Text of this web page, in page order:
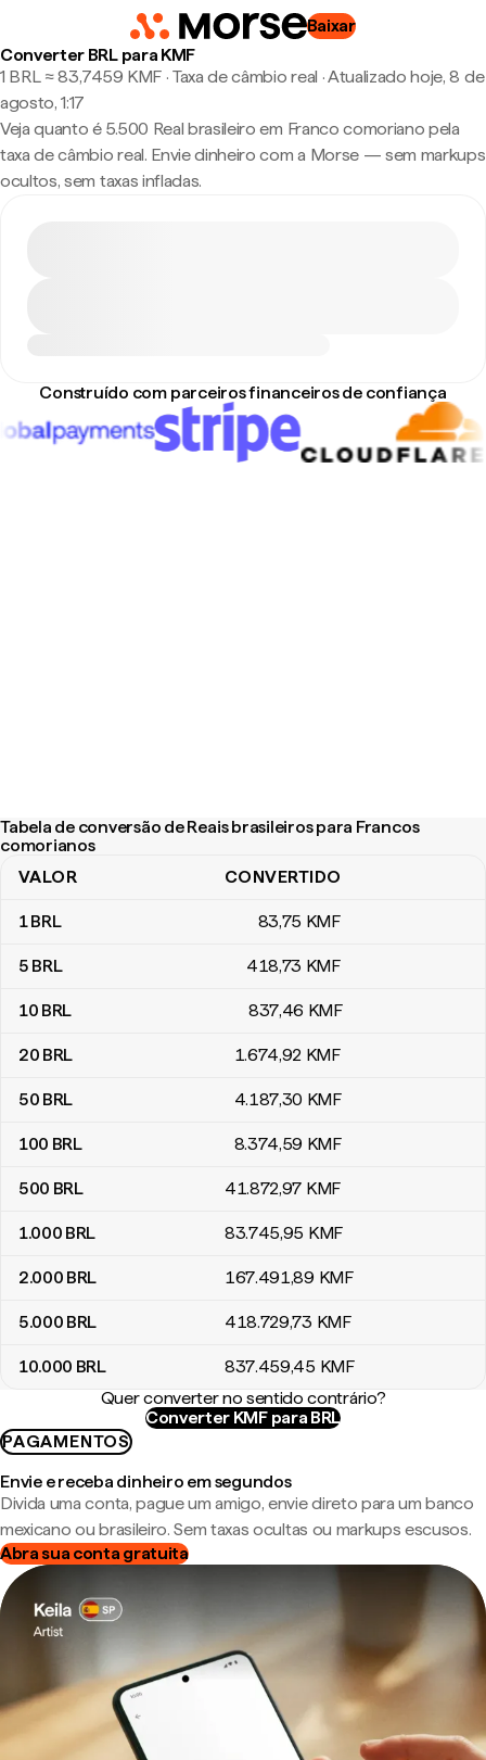
Baixar
Converter BRL para KMF
1 BRL ≈ 83,7459 KMF · Taxa de câmbio real ·Atualizado hoje, 8 de
agosto, 1:17
Veja quanto é 5.500 Real brasileiro em Franco comoriano pela
taxa de câmbio real. Envie dinheiro com a Morse — sem markups
ocultos, sem taxas infladas.
Construído com parceiros financeiros de confiança
Tabela de conversão de Reais brasileiros para Francos
comorianos
Tabela de conversão de Reais brasileiros para Francos
VALOR CONVERTIDO
1BRL 83,75 KMF
5 BRL 418,73 KMF
10 BRL 837,46 KMF
20 BRL 1.674,92 KMF
50 BRL 4.187,30 KMF
100 BRL 8.374,59 KMF
500 BRL 41.872,97 KMF
1.000 BRL 83.745,95 KMF
2.000 BRL 167.491,89 KMF
5.000 BRL 418.729,73 KMF
10.000 BRL 837.459,45 KMF
Quer converter no sentido contrário?
Converter KMF para BRL
PAGAMENTOS
Envie e receba dinheiro em segundos
Divida uma conta, pague um amigo, envie direto para um banco
mexicano ou brasileiro. Sem taxas ocultas ou markups escusos.
Abra sua conta gratuita